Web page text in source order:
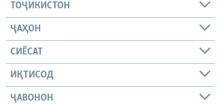
ТОҶИКИСТОН
ҶАҲОН
СИЁСАТ
ИҚТИСОД
ҶАВОНОН